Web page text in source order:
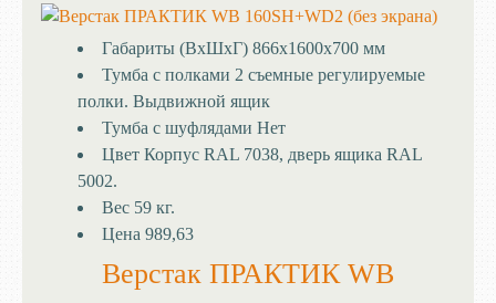
Габариты (ВхШхГ) 866x1600x700 мм
Тумба с полками 2 съемные регулируемые
полки. Выдвижной ящик
Тумба с шуфлядами Нет
Цвет Корпус RAL 7038, дверь ящика RAL
5002.
Вес 59 кг.
Цена 989,63
Верстак ПРАКТИК WB